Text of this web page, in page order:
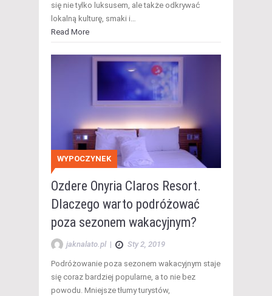
się nie tylko luksusem, ale także odkrywać
lokalną kulturę, smaki i…
Read More
WYPOCZYNEK
Ozdere Onyria Claros Resort.
Dlaczego warto podróżować
poza sezonem wakacyjnym?
jaknalato.pl | Sty 2, 2019
Podróżowanie poza sezonem wakacyjnym staje
się coraz bardziej popularne, a to nie bez
powodu. Mniejsze tłumy turystów,